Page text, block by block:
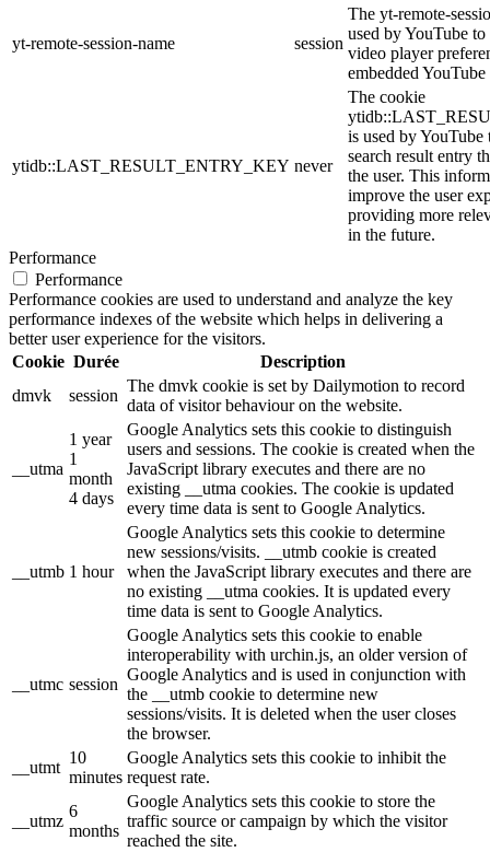
yt-remote-session-name session
The yt-remote-
used by YouTube to
video player
embedded
ytidb::LAST_RESULT_ENTRY_KEY never
The cookie
is used by YouTube
search result entry
the user. This
improve the user
providing more
in the future.
Performance
Performance
Performance cookies are used to understand and analyze the key
performance indexes of the website which helps in delivering a
better user experience for the visitors.
Cookie Durée
Description
dmvk
session
The dmvk cookie is set by Dailymotion to record
data of visitor behaviour on the website.
__utma
1 year
1
month
4 days
Google Analytics sets this cookie to distinguish
users and sessions. The cookie is created when the
JavaScript library executes and there are no
existing __utma cookies. The cookie is updated
every time data is sent to Google Analytics.
__utmb 1 hour
Google Analytics sets this cookie to determine
new sessions/visits. __utmb cookie is created
when the JavaScript library executes and there are
no existing __utma cookies. It is updated every
time data is sent to Google Analytics.
__utmc session
Google Analytics sets this cookie to enable
interoperability with urchin.js, an older version of
Google Analytics and is used in conjunction with
the __utmb cookie to determine new
sessions/visits. It is deleted when the user closes
the browser.
__utmt
10
minutes
Google Analytics sets this cookie to inhibit the
request rate.
__utmz
6
months
Google Analytics sets this cookie to store the
traffic source or campaign by which the visitor
reached the site.